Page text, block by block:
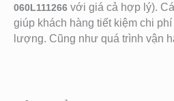
060L111266 với giá cả hợp lý).
giúp khách hàng tiết kiệm chi
lượng. Cũng như quá trình vận